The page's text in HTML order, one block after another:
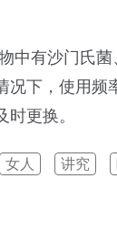
中有沙门氏菌
况下，使用频
更换。
女人 讲究